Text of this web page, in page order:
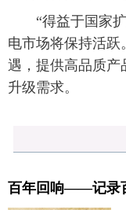
“得益于国家扩
电市场将保持活跃
遇，提供高品质产
升级需求。
百年回响——记录